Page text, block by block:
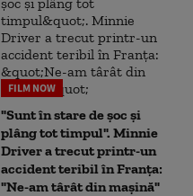
FILM NOW
"Sunt în stare de șoc și
plâng tot timpul". Minnie
Driver a trecut printr-un
accident teribil în Franța:
"Ne-am târât din mașină"